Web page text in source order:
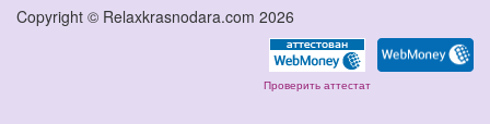
Copyright © Relaxkrasnodara.com 2026
Проверить аттестат